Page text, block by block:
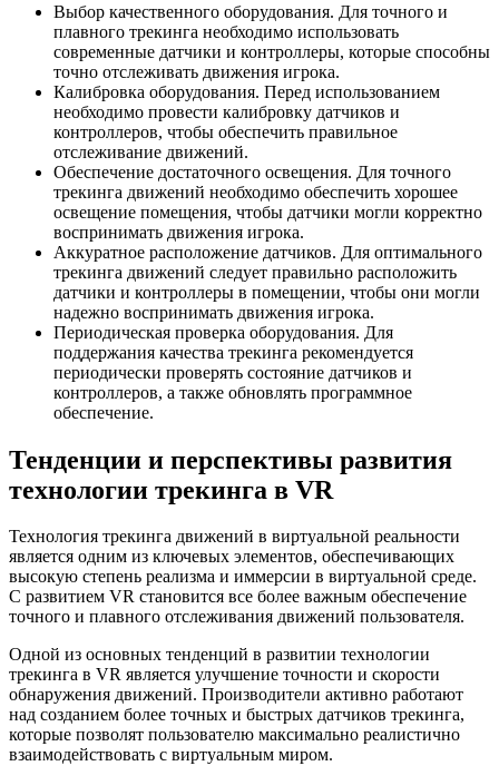
Выбор качественного оборудования. Для точного и
плавного трекинга необходимо использовать
современные датчики и контроллеры, которые способны
точно отслеживать движения игрока.
Калибровка оборудования. Перед использованием
необходимо провести калибровку датчиков и
контроллеров, чтобы обеспечить правильное
отслеживание движений.
Обеспечение достаточного освещения. Для точного
трекинга движений необходимо обеспечить хорошее
освещение помещения, чтобы датчики могли корректно
воспринимать движения игрока.
Аккуратное расположение датчиков. Для оптимального
трекинга движений следует правильно расположить
датчики и контроллеры в помещении, чтобы они могли
надежно воспринимать движения игрока.
Периодическая проверка оборудования. Для
поддержания качества трекинга рекомендуется
периодически проверять состояние датчиков и
контроллеров, а также обновлять программное
обеспечение.
Тенденции и перспективы развития
технологии трекинга в VR
Технология трекинга движений в виртуальной реальности
является одним из ключевых элементов, обеспечивающих
высокую степень реализма и иммерсии в виртуальной среде.
С развитием VR становится все более важным обеспечение
точного и плавного отслеживания движений пользователя.
Одной из основных тенденций в развитии технологии
трекинга в VR является улучшение точности и скорости
обнаружения движений. Производители активно работают
над созданием более точных и быстрых датчиков трекинга,
которые позволят пользователю максимально реалистично
взаимодействовать с виртуальным миром.